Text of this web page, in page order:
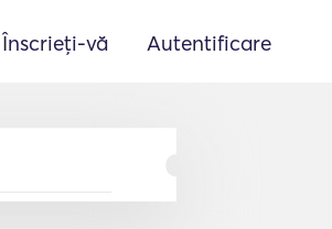
Înscrieți-vă Autentificare